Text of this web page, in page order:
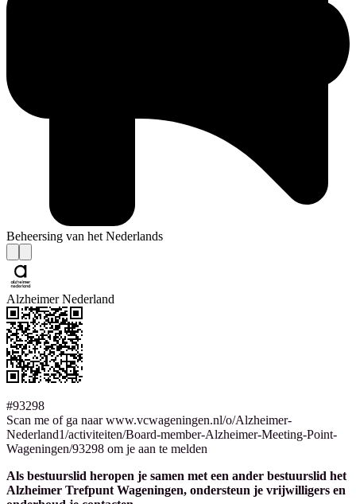
Beheersing van het Nederlands
Alzheimer Nederland
#93298
Scan me of ga naar www.vcwageningen.nl/o/Alzheimer-
Nederland1/activiteiten/Board-member-Alzheimer-Meeting-Point-
Wageningen/93298 om je aan te melden
Als bestuurslid heropen je samen met een ander bestuurslid het
Alzheimer Trefpunt Wageningen, ondersteun je vrijwilligers en